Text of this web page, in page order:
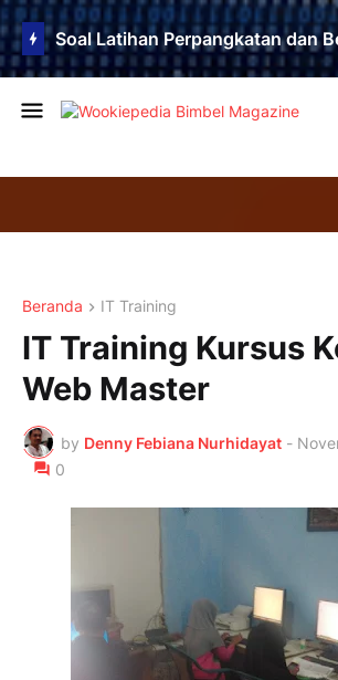
Beranda IT Training
IT Training Kursus
Web Master
by Denny Febiana Nurhidayat -
0